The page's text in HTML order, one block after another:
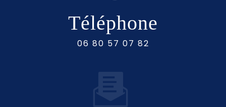
Téléphone
06 80 57 07 82